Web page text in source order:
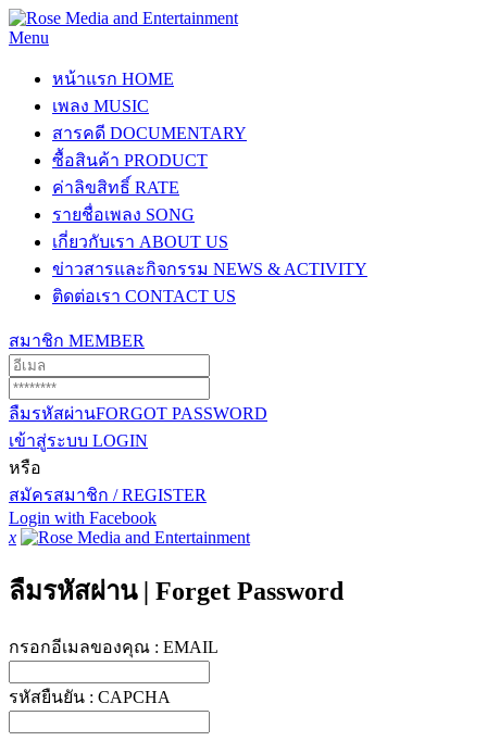
Menu
หน้าแรก HOME
เพลง MUSIC
สารคดี DOCUMENTARY
ซื้อสินค้า PRODUCT
ค่าลิขสิทธิ์ RATE
รายชื่อเพลง SONG
เกี่ยวกับเรา ABOUT US
ข่าวสารและกิจกรรม NEWS & ACTIVITY
ติดต่อเรา CONTACT US
สมาชิก MEMBER
ลืมรหัสผ่านFORGOT PASSWORD
เข้าสู่ระบบ LOGIN
หรือ
สมัครสมาชิก / REGISTER
Login with Facebook
x
ลืมรหัสผ่าน | Forget Password
กรอกอีเมลของคุณ : EMAIL
รหัสยืนยัน : CAPCHA